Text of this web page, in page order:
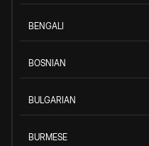
BENGALI
BOSNIAN
BULGARIAN
BURMESE